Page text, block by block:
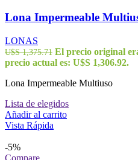
Lona Impermeable
LONAS
U$S1,375.71 El precio original
precio actual es: U$S 1,306.92.
Lona Impermeable Multiuso
Lista de elegidos
Añadir al carrito
Vista Rápida
-5%
Compare